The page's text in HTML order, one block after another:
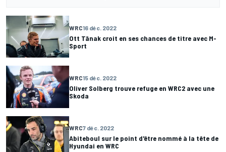
WRC16 déc. 2022
Ott Tänak croit en ses chances de titre avec M-
Sport
WRC15 déc. 2022
Oliver Solberg trouve refuge en WRC2 avec une
Skoda
WRC7 déc. 2022
Abiteboul sur le point d'être nommé à la tête de
Hyundai en WRC